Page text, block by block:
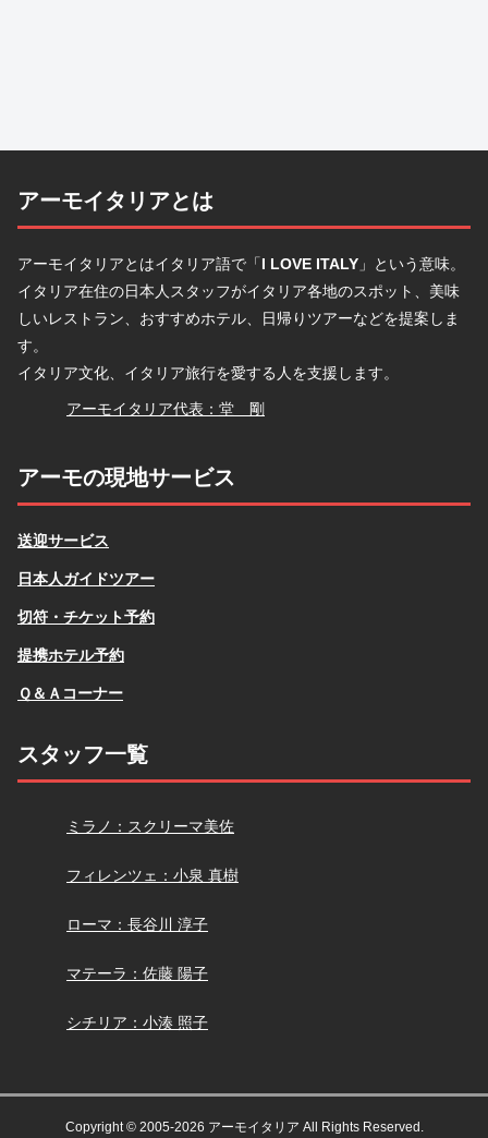
アーモイタリアとは
アーモイタリアとはイタリア語で「I LOVE ITALY 」という意味。
イタリア在住の日本人スタッフがイタリア各地のスポット、美味
しいレストラン、おすすめホテル、日帰りツアーなどを提案しま
す。
イタリア文化、イタリア旅行を愛する人を支援します。
堂
アーモイタリア代表：堂 剛
アーモの現地サービス
送迎サービス
日本人ガイドツアー
切符・チケット予約
提携ホテル予約
Ｑ＆Ａコーナー
スタッフ一覧
スクリーマ
ミラノ：スクリーマ美佐
小泉
フィレンツェ：小泉 真樹
長谷川
ローマ：長谷川 淳子
佐藤
マテーラ：佐藤 陽子
小湊
シチリア：小湊 照子
Copyright © 2005-2026 アーモイタリア All Rights Reserved.